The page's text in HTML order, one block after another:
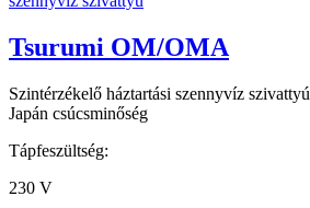
Tsurumi OM/OMA
Szintérzékelő háztartási szennyvíz szivattyú
Japán csúcsminőség
Tápfeszültség:
230 V